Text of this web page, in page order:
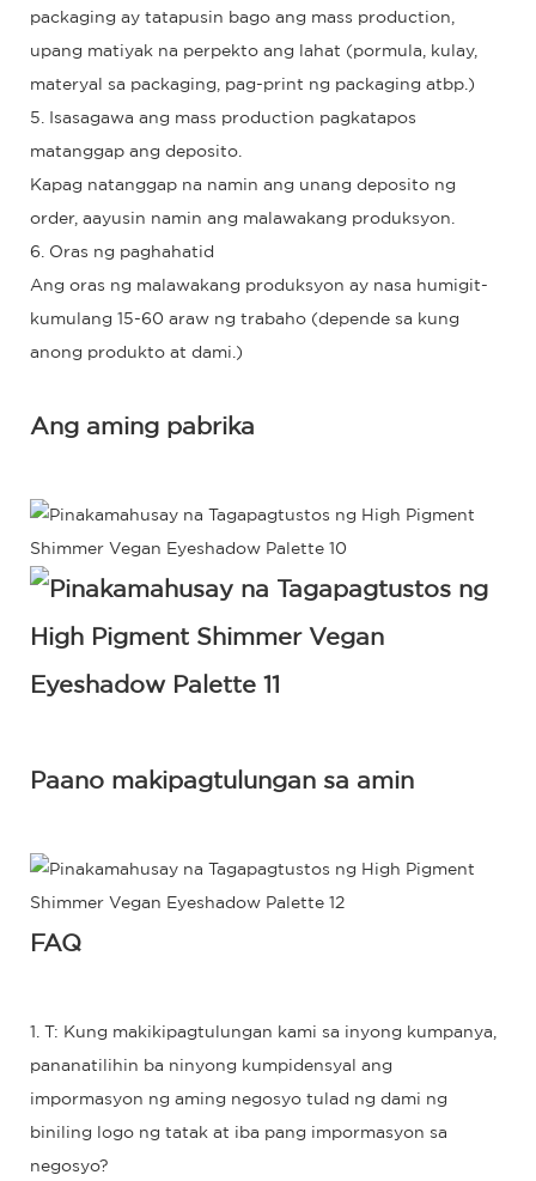
packaging ay tatapusin bago ang mass production,
upang matiyak na perpekto ang lahat (pormula, kulay,
materyal sa packaging, pag-print ng packaging atbp.)
5. Isasagawa ang mass production pagkatapos
matanggap ang deposito.
Kapag natanggap na namin ang unang deposito ng
order, aayusin namin ang malawakang produksyon.
6. Oras ng paghahatid
Ang oras ng malawakang produksyon ay nasa humigit-
kumulang 15-60 araw ng trabaho (depende sa kung
anong produkto at dami.)
Ang aming pabrika
Paano makipagtulungan sa amin
FAQ
1. T: Kung makikipagtulungan kami sa inyong kumpanya,
pananatilihin ba ninyong kumpidensyal ang
impormasyon ng aming negosyo tulad ng dami ng
biniling logo ng tatak at iba pang impormasyon sa
negosyo?